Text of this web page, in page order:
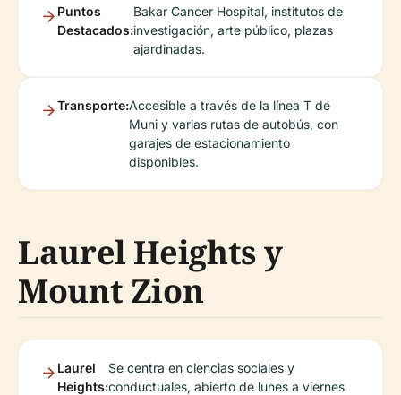
Puntos
Destacados:
Bakar Cancer Hospital, institutos de
investigación, arte público, plazas
ajardinadas.
Transporte:Accesible a través de la línea T de
Muni y varias rutas de autobús, con
garajes de estacionamiento
disponibles.
Laurel Heights y
Mount Zion
Laurel
Heights:
Se centra en ciencias sociales y
conductuales, abierto de lunes a viernes